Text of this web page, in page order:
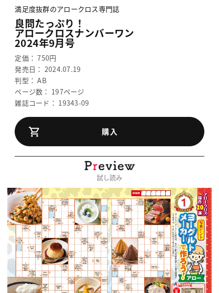
満足度抜群のアロークロス専門誌
良問たっぷり！
アロークロスナンバーワン
2024年9月号
定価： 750円
発売日： 2024.07.19
判型： AB
ページ数： 197ページ
雑誌コード： 19343-09
購入
試し読み